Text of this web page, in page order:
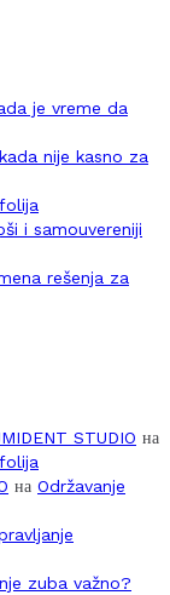
je vreme da
nije kasno za
i samouvereniji
rešenja za
STUDIO на
на Održavanje
zuba važno?